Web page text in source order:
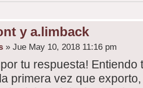
y a.limback
» Jue May 10, 2018 11:16 pm
tu respuesta! Entiendo
primera vez que